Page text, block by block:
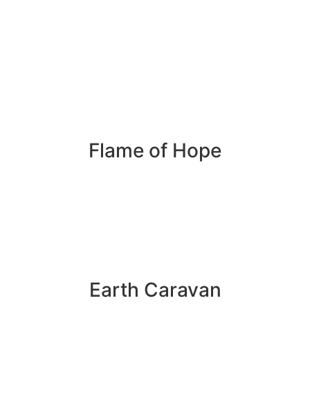
Flame of Hope
Earth Caravan